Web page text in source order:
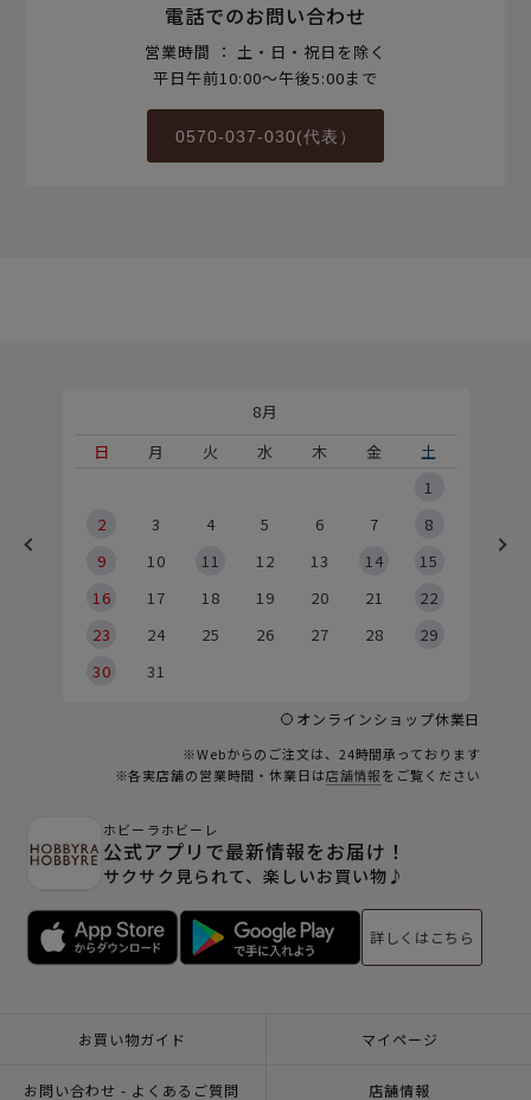
電話でのお問い合わせ
営業時間 ： 土・日・祝日を除く
平日午前10:00～午後5:00まで
0570-037-030(代表）
8月
日
月 火 水 木 金
土
1
2
3 4 5 6 7
8
9
10 11 12 13 14
15
16
17 18 19 20 21
22
23
24 25 26 27 28
29
30
31
オンラインショップ休業日
※Webからのご注文は、24時間承っております
※各実店舗の営業時間・休業日は店舗情報をご覧ください
ホビーラホビーレ
公式アプリで最新情報をお届け！
サクサク見られて、楽しいお買い物♪
詳しくはこちら
お買い物ガイド マイページ
お問い合わせ - よくあるご質問 店舗情報